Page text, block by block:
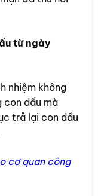
từ ngày
nhiệm không
con dấu mà
trả lại con dấu
cơ quan công